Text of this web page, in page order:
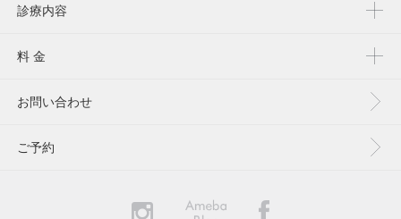
診療内容
料 金
お問い合わせ
ご予約